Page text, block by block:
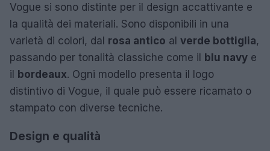
Vogue si sono distinte per il design accattivante e
la qualità dei materiali. Sono disponibili in una
varietà di colori, dal rosa antico al verde bottiglia,
passando per tonalità classiche come il blu navy e
il bordeaux. Ogni modello presenta il logo
distintivo di Vogue, il quale può essere ricamato o
stampato con diverse tecniche.
Design e qualità